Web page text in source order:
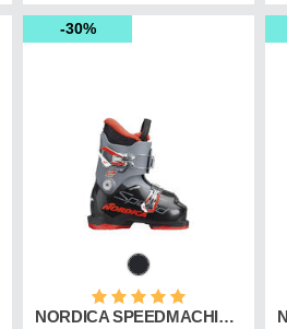
30%
Betyg:
NORDICA SPEEDMACHINE J 2